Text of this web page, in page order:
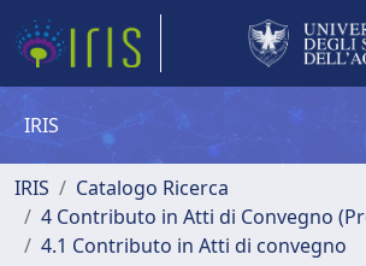
IRIS
IRIS
Catalogo Ricerca
4 Contributo in Atti di Convegno
4.1 Contributo in Atti di convegno